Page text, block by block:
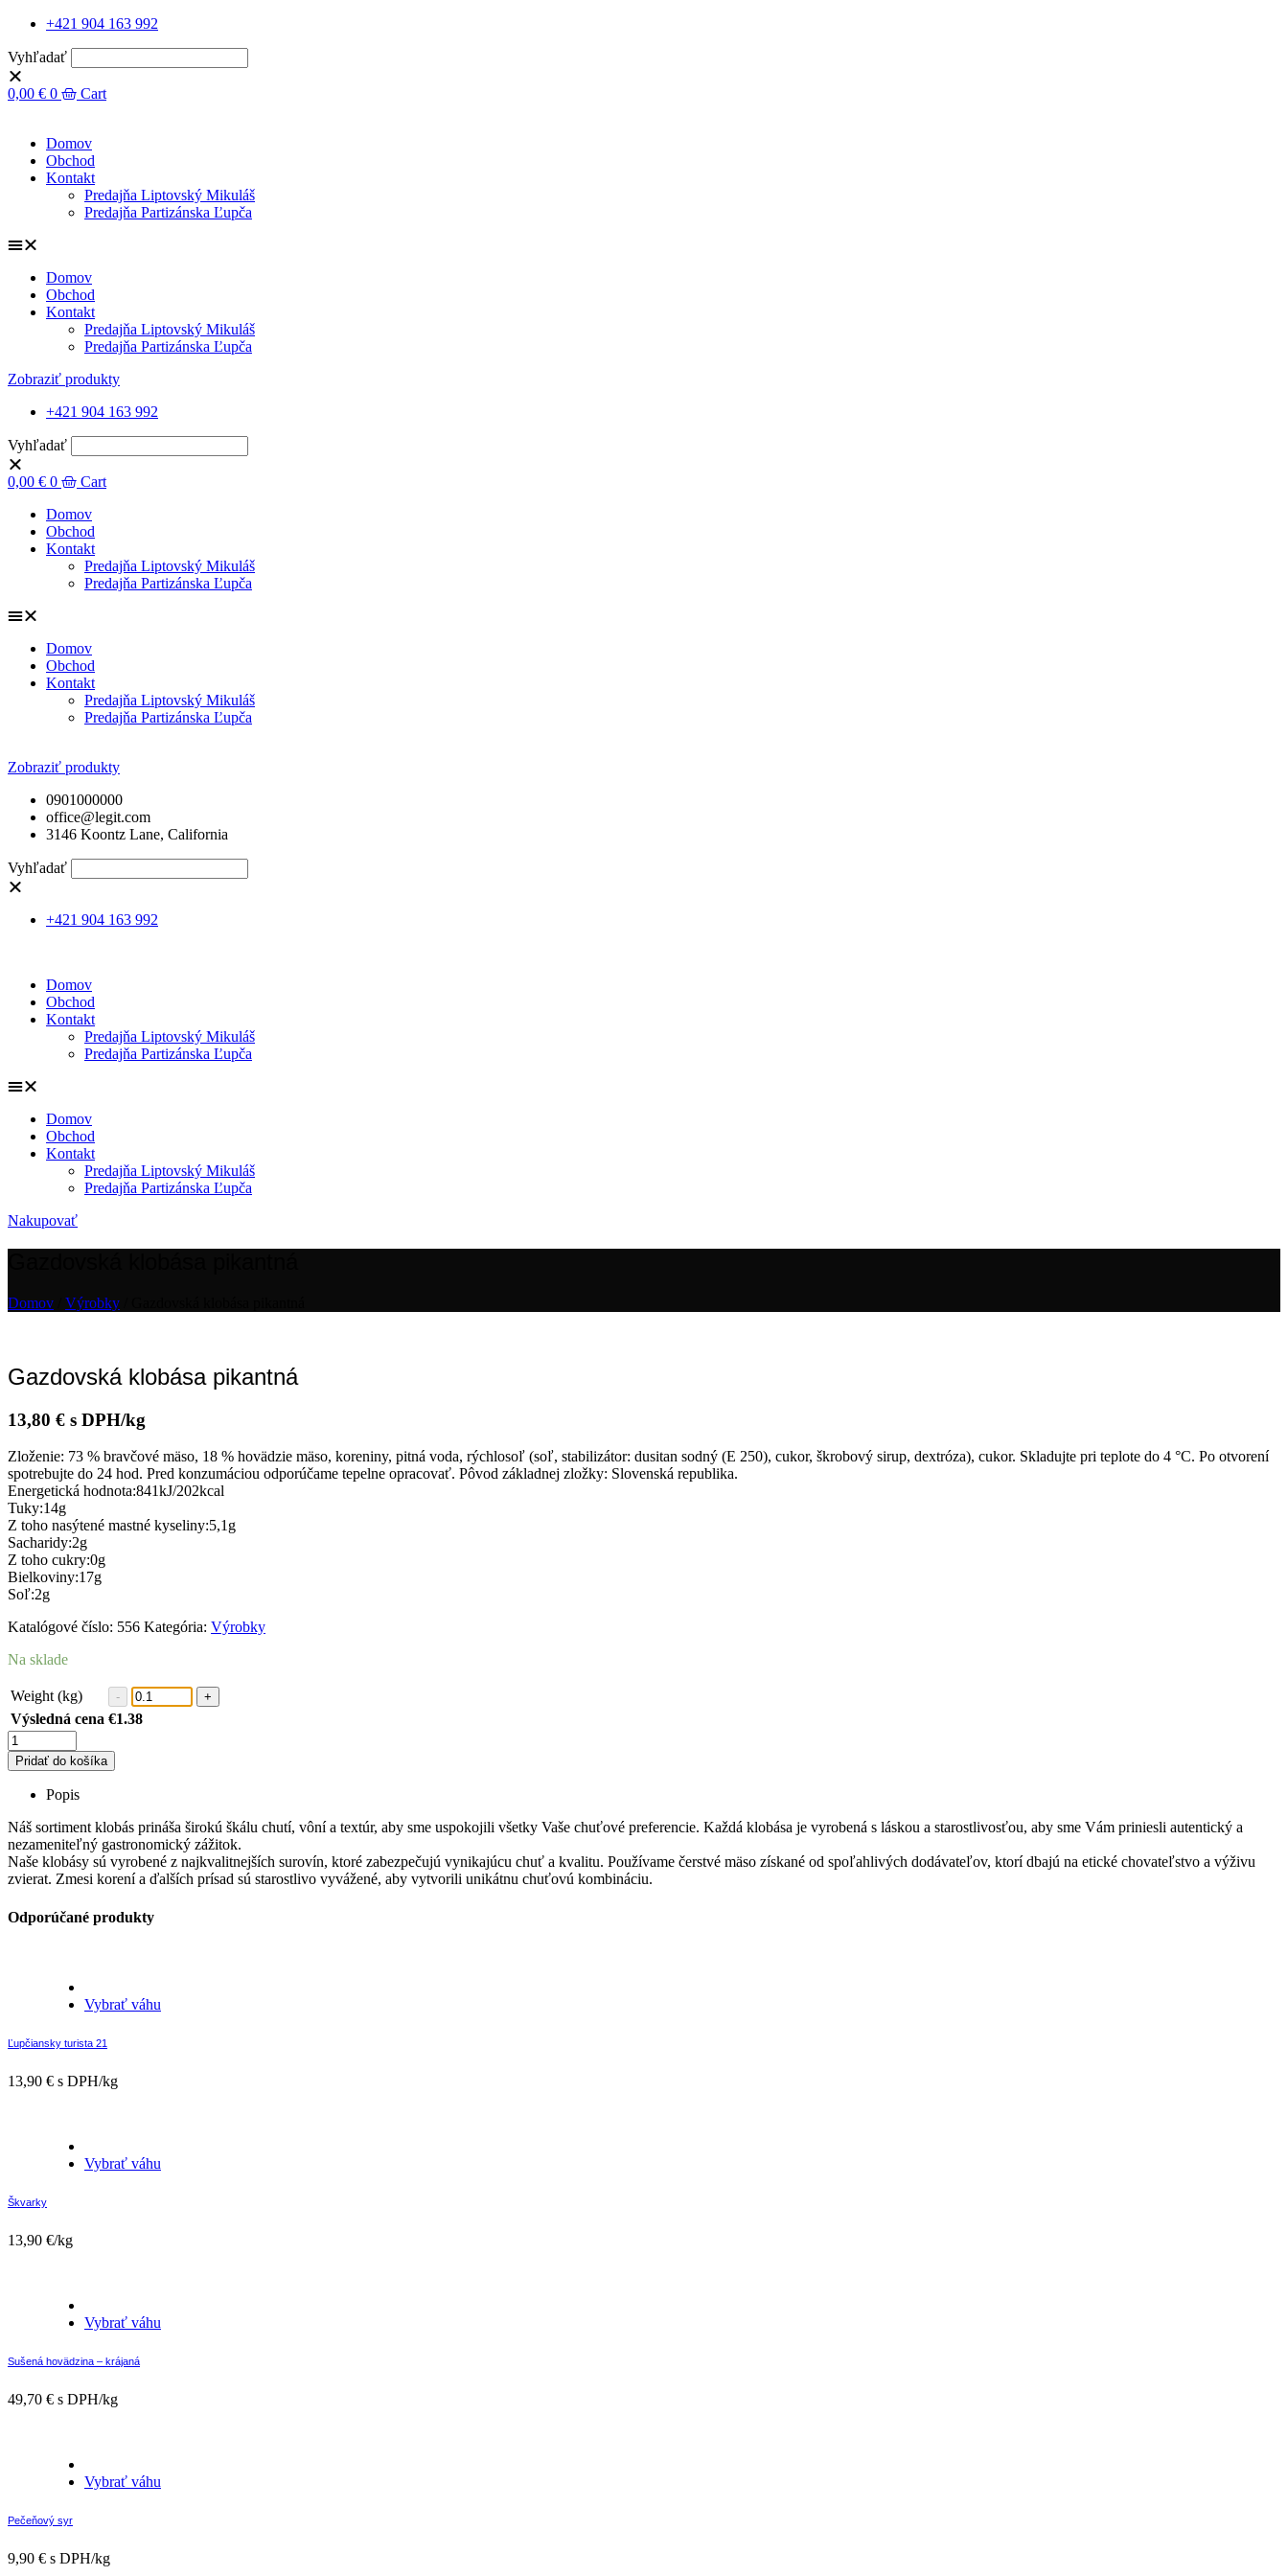
+421 904 163 992
Vyhľadať
0,00 € 0 Cart
Domov
Obchod
Kontakt
Predajňa Liptovský Mikuláš
Predajňa Partizánska Ľupča
Domov
Obchod
Kontakt
Predajňa Liptovský Mikuláš
Predajňa Partizánska Ľupča
Zobraziť produkty
+421 904 163 992
Vyhľadať
0,00 € 0
Cart
Domov
Obchod
Kontakt
Predajňa Liptovský Mikuláš
Predajňa Partizánska Ľupča
Domov
Obchod
Kontakt
Predajňa Liptovský Mikuláš
Predajňa Partizánska Ľupča
Zobraziť produkty
0901000000
office@legit.com
3146 Koontz Lane, California
Vyhľadať
+421 904 163 992
Domov
Obchod
Kontakt
Predajňa Liptovský Mikuláš
Predajňa Partizánska Ľupča
Domov
Obchod
Kontakt
Predajňa Liptovský Mikuláš
Predajňa Partizánska Ľupča
Nakupovať
Domov Výrobky
Gazdovská klobása pikantná
13,80 € s DPH/kg
Zloženie: 73 % bravčové mäso, 18 % hovädzie mäso, koreniny, pitná voda, rýchlosoľ (soľ, stabilizátor: dusitan sodný (E 250), cukor, škrobový sirup, dextróza), cukor. Skladujte pri teplote do 4 °C. Po otvorení
spotrebujte do 24 hod. Pred konzumáciou odporúčame tepelne opracovať. Pôvod základnej zložky: Slovenská republika.
Energetická hodnota:841kJ/202kcal
Tuky:14g
Z toho nasýtené mastné kyseliny:5,1g
Sacharidy:2g
Z toho cukry:0g
Bielkoviny:17g
Soľ:2g
Katalógové číslo: 556 Kategória: Výrobky
Na sklade
Weight (kg)
Výsledná cena €1.38
Pridať do košíka
Popis
Náš sortiment klobás prináša širokú škálu chutí, vôní a textúr, aby sme uspokojili všetky Vaše chuťové preferencie. Každá klobása je vyrobená s láskou a starostlivosťou, aby sme Vám priniesli autentický a
nezameniteľný gastronomický zážitok.
Naše klobásy sú vyrobené z najkvalitnejších surovín, ktoré zabezpečujú vynikajúcu chuť a kvalitu. Používame čerstvé mäso získané od spoľahlivých dodávateľov, ktorí dbajú na etické chovateľstvo a výživu
zvierat. Zmesi korení a ďalších prísad sú starostlivo vyvážené, aby vytvorili unikátnu chuťovú kombináciu.
Odporúčané produkty
Vybrať váhu
Ľupčiansky turista 21
13,90 € s DPH/kg
Vybrať váhu
Škvarky
13,90 €/kg
Vybrať váhu
Sušená hovädzina – krájaná
49,70 € s DPH/kg
Vybrať váhu
Pečeňový syr
9,90 € s DPH/kg